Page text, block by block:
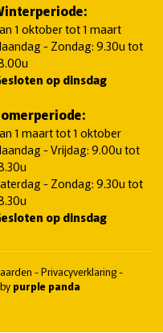
1 oktober tot 1 maart
- Zondag: 9.30u tot
op dinsdag
1 maart tot 1 oktober
- Vrijdag: 9.00u tot
- Zondag: 9.30u tot
op dinsdag
-Privacyverklaring-
purple panda